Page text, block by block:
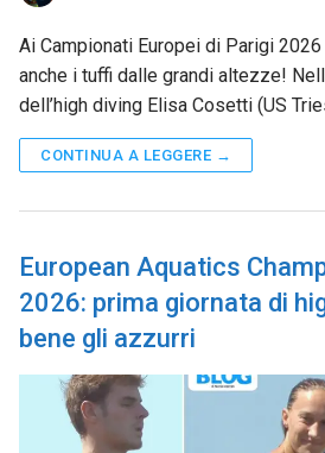
Ai Campionati Europei di Parigi
anche i tuffi dalle grandi altezze!
dell’high diving Elisa Cosetti (US
CONTINUA A LEGGERE →
European Aquatics
2026: prima giornata di
bene gli azzurri